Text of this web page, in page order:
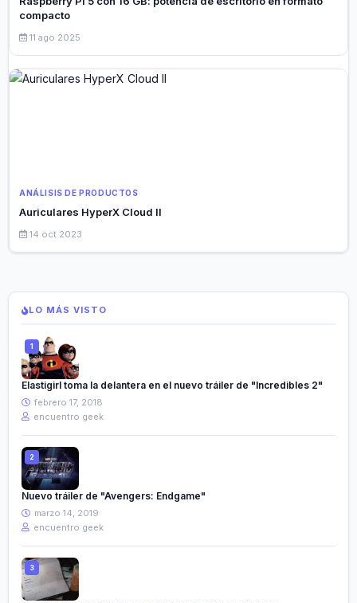
compacto
11 ago 2025
ANÁLISIS DE PRODUCTOS
Auriculares HyperX Cloud II
14 oct 2023
LO MÁS VISTO
Elastigirl toma la delantera en el nuevo tráiler de "Incredibles 2"
febrero 17, 2018
encuentro geek
Nuevo tráiler de "Avengers: Endgame"
marzo 14, 2019
encuentro geek